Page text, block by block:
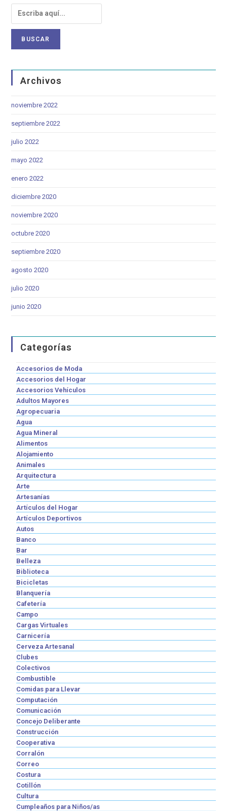
Archivos
noviembre 2022
septiembre 2022
julio 2022
mayo 2022
enero 2022
diciembre 2020
noviembre 2020
octubre 2020
septiembre 2020
agosto 2020
julio 2020
junio 2020
Categorías
Accesorios de Moda
Accesorios del Hogar
Accesorios Vehículos
Adultos Mayores
Agropecuaria
Agua
Agua Mineral
Alimentos
Alojamiento
Animales
Arquitectura
Arte
Artesanías
Artículos del Hogar
Artículos Deportivos
Autos
Banco
Bar
Belleza
Biblioteca
Bicicletas
Blanquería
Cafetería
Campo
Cargas Virtuales
Carnicería
Cerveza Artesanal
Clubes
Colectivos
Combustible
Comidas para Llevar
Computación
Comunicación
Concejo Deliberante
Construcción
Cooperativa
Corralón
Correo
Costura
Cotillón
Cultura
Cumpleaños para Niños/as